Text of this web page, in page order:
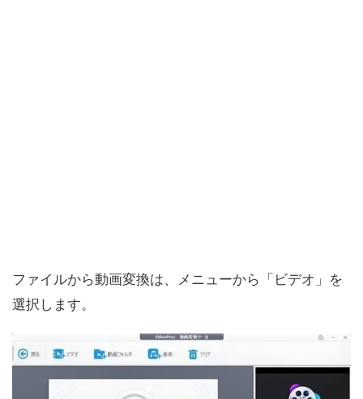
ファイルから動画変換は、メニューから「ビデオ」を
選択します。